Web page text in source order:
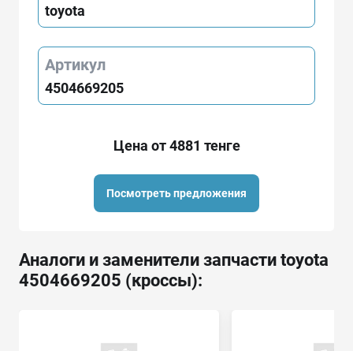
toyota
Артикул
4504669205
Цена от 4881 тенге
Посмотреть предложения
Аналоги и заменители запчасти toyota
4504669205 (кроссы):